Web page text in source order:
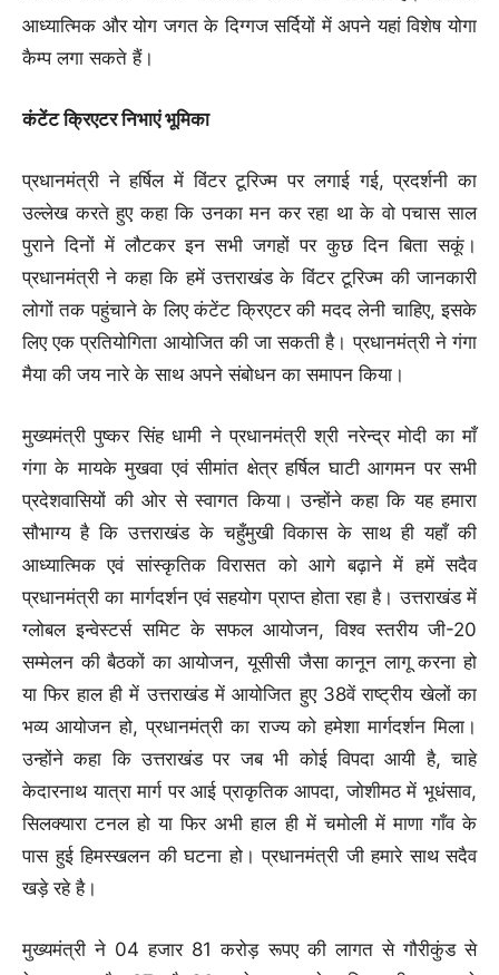
आध्यात्मिक और योग जगत के दिग्गज सर्दियों में अपने यहां विशेष योगा
कैम्प लगा सकते हैं।
कंटेंट क्रिएटर निभाएं भूमिका
प्रधानमंत्री ने हर्षिल में विंटर टूरिज्म पर लगाई गई, प्रदर्शनी का
उल्लेख करते हुए कहा कि उनका मन कर रहा था के वो पचास साल
पुराने दिनों में लौटकर इन सभी जगहों पर कुछ दिन बिता सकूं।
प्रधानमंत्री ने कहा कि हमें उत्तराखंड के विंटर टूरिज्म की जानकारी
लोगों तक पहुंचाने के लिए कंटेंट क्रिएटर की मदद लेनी चाहिए, इसके
लिए एक प्रतियोगिता आयोजित की जा सकती है। प्रधानमंत्री ने गंगा
मैया की जय नारे के साथ अपने संबोधन का समापन किया।
मुख्यमंत्री पुष्कर सिंह धामी ने प्रधानमंत्री श्री नरेन्द्र मोदी का माँ
गंगा के मायके मुखवा एवं सीमांत क्षेत्र हर्षिल घाटी आगमन पर सभी
प्रदेशवासियों की ओर से स्वागत किया। उन्होंने कहा कि यह हमारा
सौभाग्य है कि उत्तराखंड के चहुँमुखी विकास के साथ ही यहाँ की
आध्यात्मिक एवं सांस्कृतिक विरासत को आगे बढ़ाने में हमें सदैव
प्रधानमंत्री का मार्गदर्शन एवं सहयोग प्राप्त होता रहा है। उत्तराखंड में
ग्लोबल इन्वेस्टर्स समिट के सफल आयोजन, विश्व स्तरीय जी-20
सम्मेलन की बैठकों का आयोजन, यूसीसी जैसा कानून लागू करना हो
या फिर हाल ही में उत्तराखंड में आयोजित हुए 38वें राष्ट्रीय खेलों का
भव्य आयोजन हो, प्रधानमंत्री का राज्य को हमेशा मार्गदर्शन मिला।
उन्होंने कहा कि उत्तराखंड पर जब भी कोई विपदा आयी है, चाहे
केदारनाथ यात्रा मार्ग पर आई प्राकृतिक आपदा, जोशीमठ में भूधंसाव,
सिलक्यारा टनल हो या फिर अभी हाल ही में चमोली में माणा गाँव के
पास हुई हिमस्खलन की घटना हो। प्रधानमंत्री जी हमारे साथ सदैव
खड़े रहे है।
मुख्यमंत्री ने 04 हजार 81 करोड़ रूपए की लागत से गौरीकुंड से